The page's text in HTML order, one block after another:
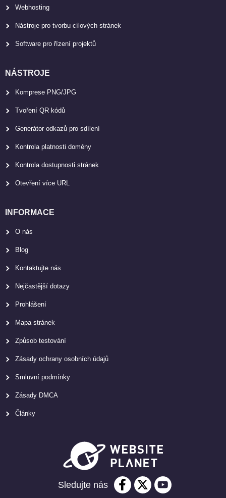
Webhosting
Nástroje pro tvorbu cílových stránek
Software pro řízení projektů
NÁSTROJE
Komprese PNG/JPG
Tvoření QR kódů
Generátor odkazů pro sdílení
Kontrola platnosti domény
Kontrola dostupnosti stránek
Otevření více URL
INFORMACE
O nás
Blog
Kontaktujte nás
Nejčastější dotazy
Prohlášení
Mapa stránek
Způsob testování
Zásady ochrany osobních údajů
Smluvní podmínky
Zásady DMCA
Články
Sledujte nás